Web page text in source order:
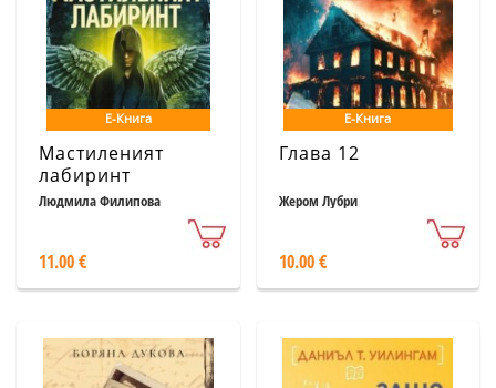
Е-Книга
Мастиленият
лабиринт
Людмила Филипова
11.00 €
Е-Книга
Глава 12
Жером Лубри
10.00 €